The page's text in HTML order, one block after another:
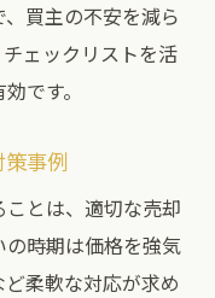
買主の不安を減ら
ェックリストを活
です。
事例
とは、適切な売却
時期は価格を強気
柔軟な対応が求め